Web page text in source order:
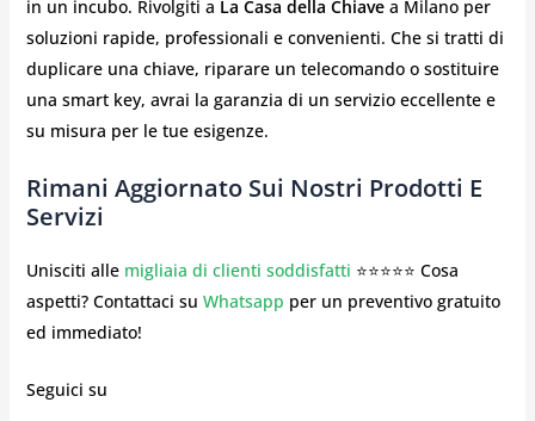
in un incubo. Rivolgiti a La Casa della Chiavea Milano per
soluzioni rapide, professionali e convenienti. Che si tratti di
duplicare una chiave, riparare un telecomando o sostituire
una smart key, avrai la garanzia di un servizio eccellente e
su misura per le tue esigenze.
Rimani Aggiornato Sui Nostri Prodotti E
Servizi
Unisciti alle migliaia di clienti soddisfatti ⭐⭐⭐⭐⭐ Cosa
aspetti? Contattaci su Whatsapp per un preventivo gratuito
ed immediato!
Seguici su